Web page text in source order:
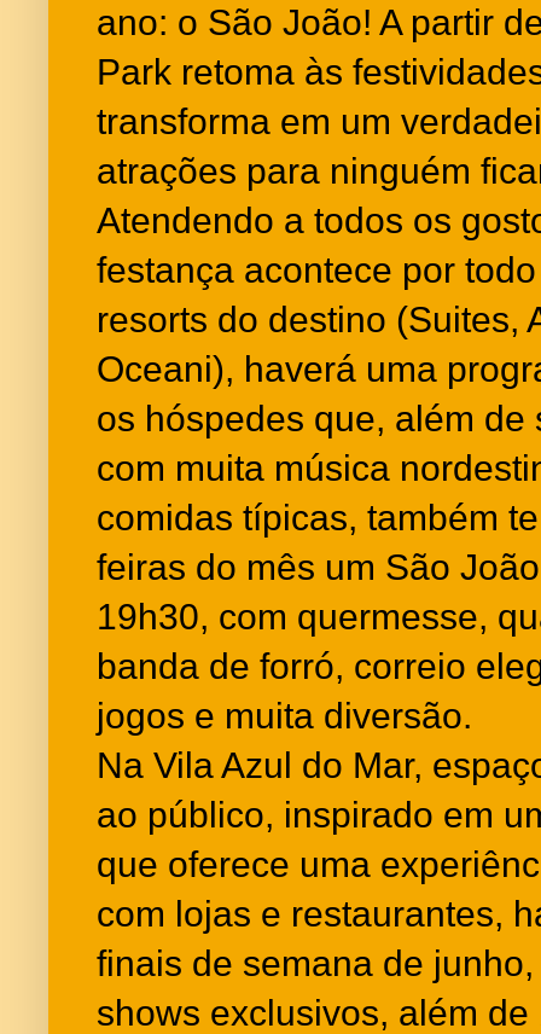
ano: o São João! A partir
Park retoma às
transforma em um
atrações para ninguém
Atendendo a todos os
festança acontece por
resorts do destino (Suites,
Oceani), haverá uma
os hóspedes que, além
com muita música
comidas típicas, também
feiras do mês um São
19h30, com quermesse,
banda de forró, correio
jogos e muita diversão.
Na Vila Azul do Mar,
ao público, inspirado em
que oferece uma
com lojas e restaurantes,
finais de semana de
shows exclusivos, além